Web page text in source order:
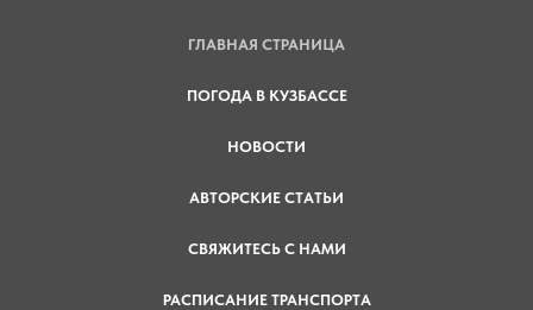
ГЛАВНАЯ СТРАНИЦА
ПОГОДА В КУЗБАССЕ
НОВОСТИ
АВТОРСКИЕ СТАТЬИ
СВЯЖИТЕСЬ С НАМИ
РАСПИСАНИЕ ТРАНСПОРТА